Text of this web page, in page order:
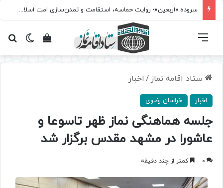
سروده‌ «اربعین»؛ روایت حماسه، استقامت و تمدن‌سازی امت اسلامی
تغییرمشاهده فهرست
ستاد اقامه نماز / اخبار
اخبار خراسان رضوی
جلسه هماهنگی نماز ظهر تاسوعا و
عاشورا در مشهد مقدس برگزار شد
0 کمتر از چند دقیقه